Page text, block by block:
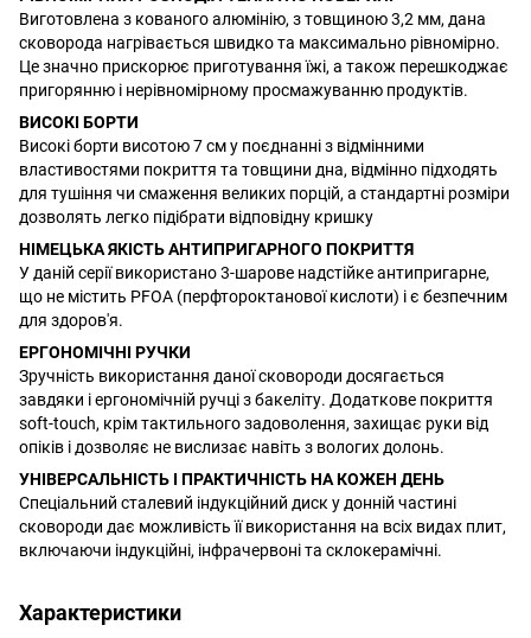
Виготовлена з кованого алюмінію, з товщиною 3,2 мм, дана
сковорода нагрівається швидко та максимально рівномірно.
Це значно прискорює приготування їжі, а також перешкоджає
пригорянню і нерівномірному просмажуванню продуктів.
ВИСОКІ БОРТИ
Високі борти висотою 7 см у поєднанні з відмінними
властивостями покриття та товщини дна, відмінно підходять
для тушіння чи смаження великих порцій, а стандартні розміри
дозволять легко підібрати відповідну кришку
НІМЕЦЬКА ЯКІСТЬ АНТИПРИГАРНОГО ПОКРИТТЯ
У даній серії використано 3-шарове надстійке антипригарне,
що не містить PFOA (перфтороктанової кислоти) і є безпечним
для здоров'я.
ЕРГОНОМІЧНІ РУЧКИ
Зручність використання даної сковороди досягається
завдяки і ергономічній ручці з бакеліту. Додаткове покриття
soft-touch, крім тактильного задоволення, захищає руки від
опіків і дозволяє не вислизає навіть з вологих долонь.
УНІВЕРСАЛЬНІСТЬ І ПРАКТИЧНІСТЬ НА КОЖЕН ДЕНЬ
Спеціальний сталевий індукційний диск у донній частині
сковороди дає можливість її використання на всіх видах плит,
включаючи індукційні, інфрачервоні та склокерамічні.
Характеристики